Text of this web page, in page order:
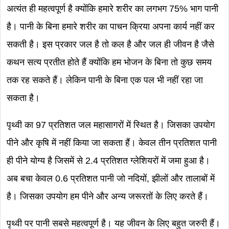
अत्यंत ही महत्वपूर्ण है क्योंकि हमारे शरीर का लगभग 75% भाग पानी
है। पानी के बिना हमारे शरीर का पाचन क्रिया अपना कार्य नहीं कर
सकती है। इस प्रकार जल है तो कल है और जल ही जीवन है जैसे
कथन सत्य प्रतीत होते हैं क्योंकि हम भोजन के बिना तो कुछ समय
तक रह सकते हैं। लेकिन पानी के बिना एक पल भी नहीं रहा जा
सकता है।
पृथ्वी का 97 प्रतिशत जल महासागरों में स्थित है। जिसका उपयोग
पीने और कृषि में नहीं किया जा सकता हैं। केवल तीन प्रतिशत पानी
ही पीने योग्य है जिसमें से 2.4 प्रतिशत ग्लेशियरों में जमा हुआ है।
अब बचा केवल 0.6 प्रतिशत पानी जो नदियों, झीलों और तालाबों में
है। जिसका उपयोग हम पीने और अन्य जरूरतों के लिए करते हैं।
पृथ्वी पर पानी सबसे महत्वपूर्ण है। यह जीवन के लिए बहुत जरुरी हैं।